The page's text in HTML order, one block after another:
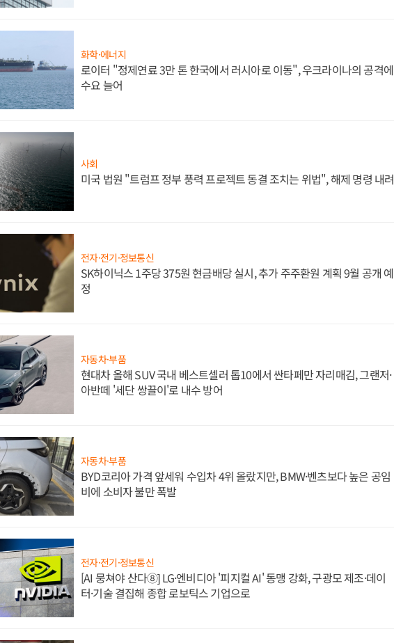
화학·에너지
로이터 "정제연료 3만 톤 한국에서 러시아로 이동", 우크라이나의 공격에
수요 늘어
사회
미국 법원 "트럼프 정부 풍력 프로젝트 동결 조치는 위법", 해제 명령 내려
전자·전기·정보통신
SK하이닉스 1주당 375원 현금배당 실시, 추가 주주환원 계획 9월 공개 예
정
자동차·부품
현대차 올해 SUV 국내 베스트셀러 톱10에서 싼타페만 자리매김, 그랜저·
아반떼 '세단 쌍끌이'로 내수 방어
자동차·부품
BYD코리아 가격 앞세워 수입차 4위 올랐지만, BMW·벤츠보다 높은 공임
비에 소비자 불만 폭발
전자·전기·정보통신
[AI 뭉쳐야 산다⑧] LG·엔비디아 '피지컬 AI' 동맹 강화, 구광모 제조·데이
터·기술 결집해 종합 로보틱스 기업으로